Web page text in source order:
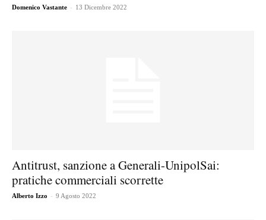
Domenico Vastante - 13 Dicembre 2022
Antitrust, sanzione a Generali-UnipolSai:
pratiche commerciali scorrette
Alberto Izzo - 9 Agosto 2022